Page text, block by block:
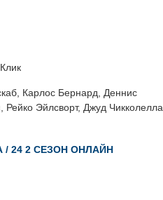
Карлос Бернард, Деннис
Эйлсворт, Джуд Чикколелла,
/ 24 2 СЕЗОН ОНЛАЙН